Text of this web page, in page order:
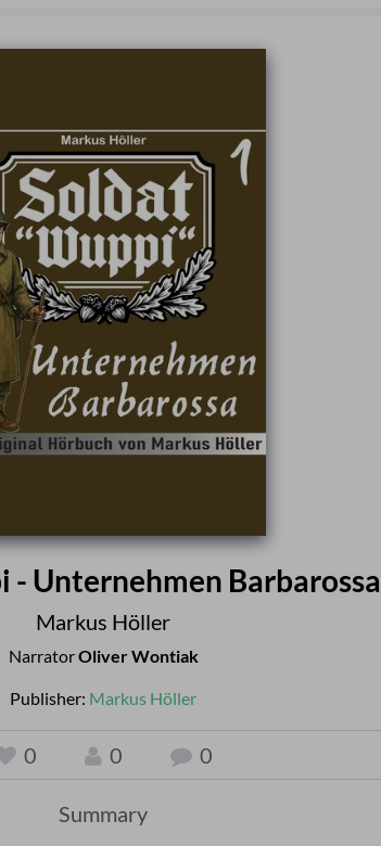
- Unternehmen Barbarossa
Markus Höller
NarratorOliver Wontiak
Publisher: Markus Höller
0 0 0
Summary